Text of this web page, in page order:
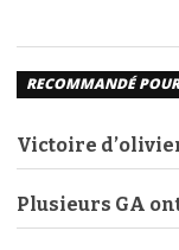
RECOMMANDÉ
Victoire
Plusieurs GA